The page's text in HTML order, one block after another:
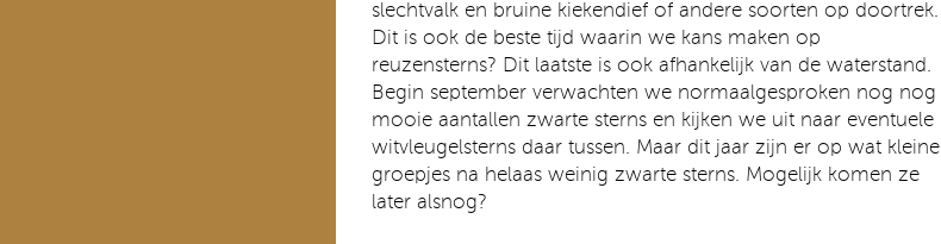
slechtvalk en bruine kiekendief of andere soorten op doortrek.
Dit is ook de beste tijd waarin we kans maken op
reuzensterns? Dit laatste is ook afhankelijk van de waterstand.
Begin september verwachten we normaalgesproken nog nog
mooie aantallen zwarte sterns en kijken we uit naar eventuele
witvleugelsterns daar tussen. Maar dit jaar zijn er op wat kleine
groepjes na helaas weinig zwarte sterns. Mogelijk komen ze
later alsnog?